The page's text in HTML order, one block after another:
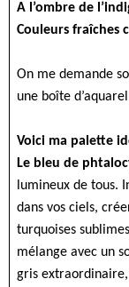
A l’ombre de
Couleurs fraîches
On me demande
une boîte
Voici ma palette
Le bleu de
lumineux de tous.
dans vos ciels,
turquoises
mélange avec un
gris